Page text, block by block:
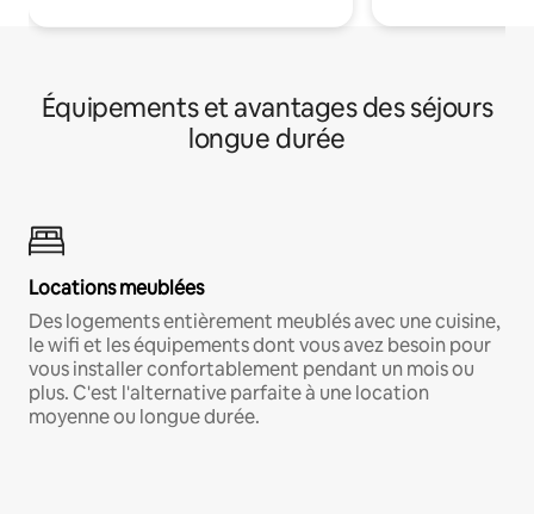
Équipements et avantages des séjours
longue durée
Locations meublées
Des logements entièrement meublés avec une cuisine,
le wifi et les équipements dont vous avez besoin pour
vous installer confortablement pendant un mois ou
plus. C'est l'alternative parfaite à une location
moyenne ou longue durée.